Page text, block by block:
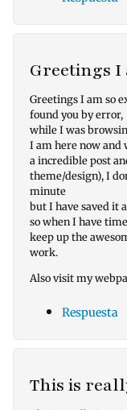
Greetings I
Greetings I am so
found you by error,
while I was
I am here now and
a incredible post
theme/design), I
minute
but I have saved it
so when I have
keep up the
work.
Also visit my
Respuesta
This is